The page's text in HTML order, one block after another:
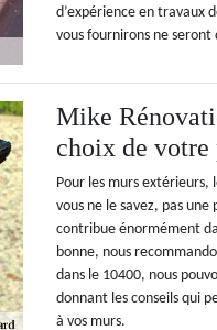
d’expérience en travaux
vous fournirons ne
Mike
choix de
Pour les murs extérieurs,
vous ne le savez, pas
contribue énormément
bonne, nous
dans le 10400, nous
donnant les conseils qui
à vos murs.